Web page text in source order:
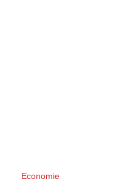
Economie